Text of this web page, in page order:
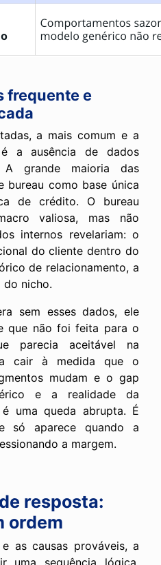
frequente e
a mais comum e a
é a ausência de dados
grande maioria das
bureau como base única
de crédito. O bureau
valiosa, mas não
internos revelariam: o
do cliente dentro do
de relacionamento, a
do nicho.
sem esses dados, ele
que não foi feita para o
parecia aceitável na
a cair à medida que o
mudam e o gap
e a realidade da
uma queda abrupta. É
só aparece quando a
a margem.
resposta:
ordem
as causas prováveis, a